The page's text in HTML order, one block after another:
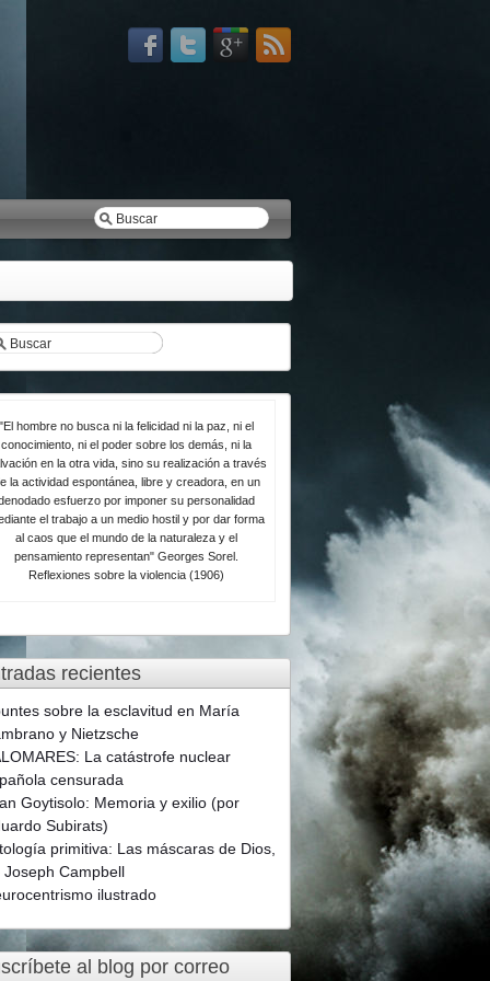
"El hombre no busca ni la felicidad ni la paz, ni el
conocimiento, ni el poder sobre los demás, ni la
en la otra vida, sino su realización a través
la actividad espontánea, libre y creadora, en un
esfuerzo por imponer su personalidad
el trabajo a un medio hostil y por dar forma
al caos que el mundo de la naturaleza y el
pensamiento representan" Georges Sorel.
Reflexiones sobre la violencia (1906)
recientes
sobre la esclavitud en María
y Nietzsche
La catástrofe nuclear
censurada
Goytisolo: Memoria y exilio (por
Subirats)
primitiva: Las máscaras de Dios,
Joseph Campbell
ilustrado
al blog por correo